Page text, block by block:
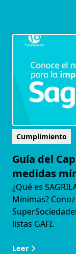
Cumplimiento
Guía del
medidas
¿Qué es
Mínimas?
listas GAFI.
Leer